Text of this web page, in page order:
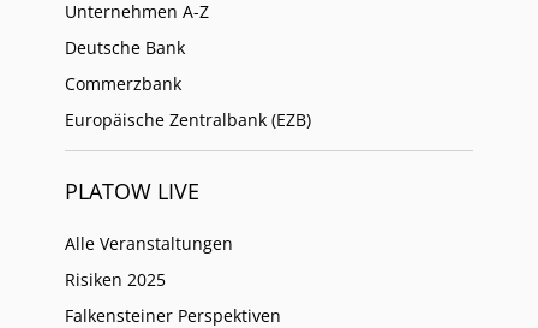
Unternehmen A-Z
Deutsche Bank
Commerzbank
Europäische Zentralbank (EZB)
PLATOW LIVE
Alle Veranstaltungen
Risiken 2025
Falkensteiner Perspektiven